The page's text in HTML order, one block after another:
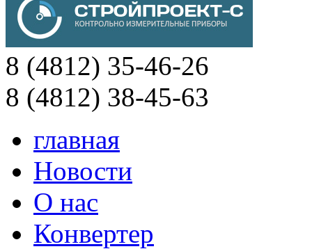
8 (4812) 35-46-26
8 (4812) 38-45-63
главная
Новости
О нас
Конвертер